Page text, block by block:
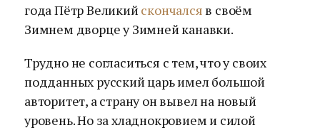
года Пётр Великий скончался в своём
Зимнем дворце у Зимней канавки.
Трудно не согласиться с тем, что у своих
подданных русский царь имел большой
авторитет, а страну он вывел на новый
уровень. Но за хладнокровием и силой